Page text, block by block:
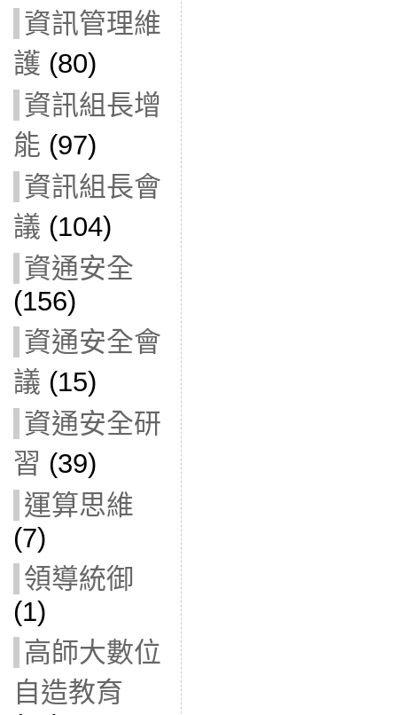
資訊管理維
護 (80)
資訊組長增
能 (97)
資訊組長會
議 (104)
資通安全
(156)
資通安全會
議 (15)
資通安全研
習 (39)
運算思維
(7)
領導統御
(1)
高師大數位
自造教育